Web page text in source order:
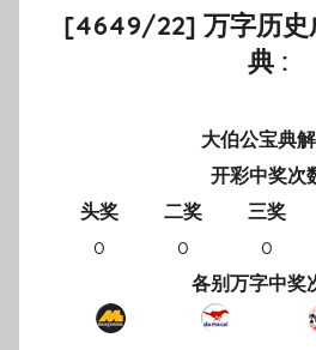
[4649/22] 万字历史
典 :
大伯公宝典
开彩中奖次
头奖
二奖 三奖
0
0 0
各别万字中奖